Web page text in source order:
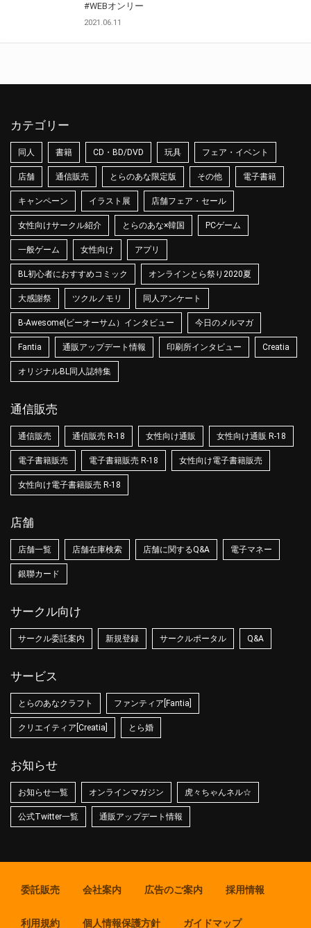
#WEBオンリー
2021.06.11
カテゴリー
同人 書籍 CD・BD/DVD 玩具 フェア・イベント
店舗 通信販売 とらのあな限定版 その他 電子書籍
キャンペーン イラスト展 店舗フェア・セール
女性向けサークル紹介 とらのあな×韓国 PCゲーム
一般ゲーム 女性向け アプリ
BL初心者におすすめコミック オンラインとら祭り2020夏
大感謝祭 ツクルノモリ 同人アンケート
B-Awesome(ビーオーサム）インタビュー 今日のメルマガ
Fantia 通販アップデート情報 印刷所インタビュー Creatia
オリジナルBL同人誌特集
通信販売
通信販売 通信販売 R-18 女性向け通販 女性向け通販 R-18
電子書籍販売 電子書籍販売 R-18 女性向け電子書籍販売
女性向け電子書籍販売 R-18
店舗
店舗一覧 店舗在庫検索 店舗に関するQ&A 電子マネー
銀聯カード
サークル向け
サークル委託案内 新規登録 サークルポータル Q&A
サービス
とらのあなクラフト ファンティア[Fantia]
クリエイティア[Creatia] とら婚
お知らせ
お知らせ一覧 オンラインマガジン 虎々ちゃんネル☆
公式Twitter一覧 通販アップデート情報
委託販売 会社案内 広告のご案内 採用情報
利用規約 個人情報保護方針 ガイドマップ